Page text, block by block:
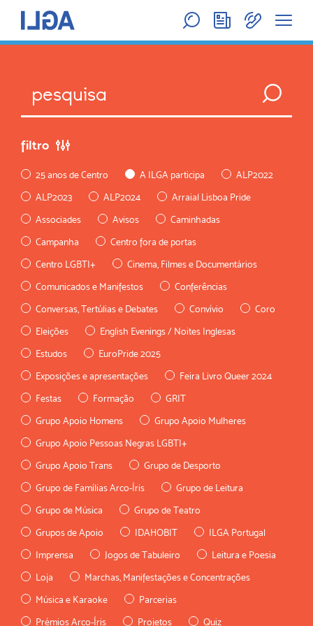
filtro
25 anos de Centro A ILGA participa
ALP2022
ALP2023
ALP2024
Arraial Lisboa Pride
Associades
Avisos
Caminhadas
Campanha
Centro fora de portas
Centro LGBTI+
Cinema, Filmes e Documentários
Comunicados e Manifestos
Conferências
Conversas, Tertúlias e Debates
Convívio
Coro
Eleições
English Evenings / Noites Inglesas
Estudos
EuroPride 2025
Exposições e apresentações
Feira Livro Queer 2024
Festas
Formação
GRIT
Grupo Apoio Homens
Grupo Apoio Mulheres
Grupo Apoio Pessoas Negras LGBTI+
Grupo Apoio Trans
Grupo de Desporto
Grupo de Famílias Arco-Íris
Grupo de Leitura
Grupo de Música
Grupo de Teatro
Grupos de Apoio
IDAHOBIT
ILGA Portugal
Imprensa
Jogos de Tabuleiro
Leitura e Poesia
Loja
Marchas, Manifestações e Concentrações
Música e Karaoke
Parcerias
Prémios Arco-Íris
Projetos
Quiz